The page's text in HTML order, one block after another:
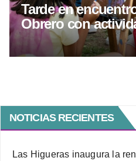
Tarde en
Obrero con
culturales
NOTICIAS RECIENTES
Las Higueras inaugura la